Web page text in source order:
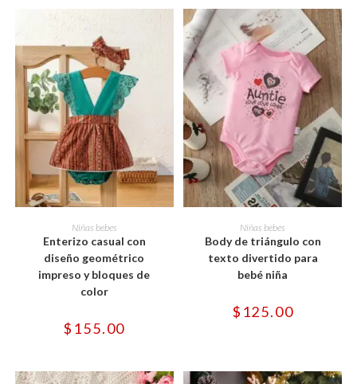
SELECCIONAR OPCIONES
Este
producto
tiene
múltiples
variantes.
opciones
se
en
la
Niñas bebes
Enterizo casual con
diseño geométrico
impreso y bloques de
color
$ 155.00
SELECCIONAR OPCIONES
Este
producto
tiene
múltiples
variantes.
opciones
elegir
Niñas bebes
Body de triángulo con
texto divertido para
bebé niña
$ 125.00